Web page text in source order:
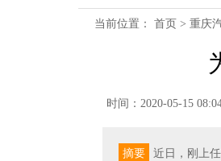
当前位置： 首页 > 重庆
时间：2020-05-15
摘要
近日，刚上